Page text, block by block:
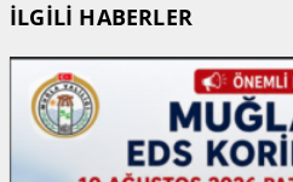
İLGİLİ HABERLER